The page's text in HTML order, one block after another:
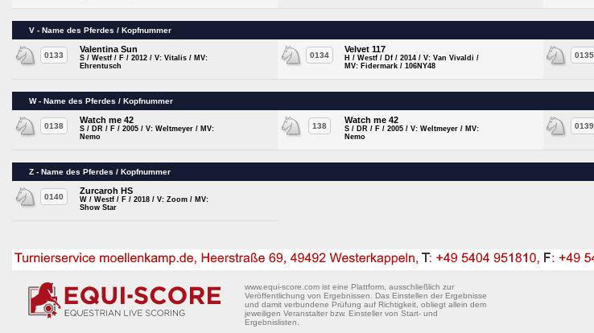
V - Name des Pferdes / Kopfnummer
0133
Valentina Sun
S / Westf / F / 2012 / V: Vitalis / MV:
Ehrentusch
0134
Velvet 117
H / Westf / Df / 2014 / V: Van Vivaldi /
MV: Fidermark / 106NY48
0135
W - Name des Pferdes / Kopfnummer
0138
Watch me 42
S / DR / F / 2005 / V: Weltmeyer / MV:
Nemo
138
Watch me 42
S / DR / F / 2005 / V: Weltmeyer / MV:
Nemo
0139
Z - Name des Pferdes / Kopfnummer
0140
Zurcaroh HS
W / Westf / F / 2018 / V: Zoom / MV:
Show Star
www.equi-score.com ist eine Plattform, ausschließlich zur
Veröffentlichung von Ergebnissen. Das Einstellen der Ergebnisse
und damit verbundene Prüfung auf Richtigkeit, obliegt allein dem
jeweiligen Veranstalter bzw. Einsteller von Start- und
Ergebnislisten.